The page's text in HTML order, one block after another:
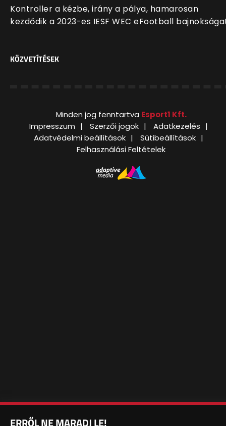
Kontroller a kézbe, irány a pálya, hamarosan
kezdődik a 2023-es IESF WEC eFootball
KÖZVETÍTÉSEK
Minden jog fenntartva Esport1 Kft.
Impresszum
Szerzői jogok
Adatkezelés
Adatvédelmi beállítások
Sütibeállítások
Felhasználási Feltételek
ERRŐL NE MARADJ LE!